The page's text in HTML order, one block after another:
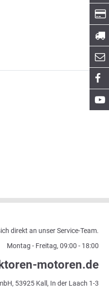
direkt an unser Service-Team.
Montag - Freitag, 09:00 - 18:00
motoren.de
53925 Kall, In der Laach 1-3